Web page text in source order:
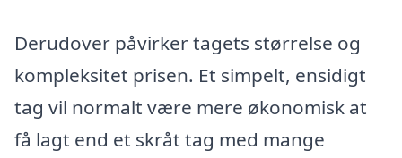
Derudover påvirker tagets størrelse og
kompleksitet prisen. Et simpelt, ensidigt
tag vil normalt være mere økonomisk at
få lagt end et skråt tag med mange